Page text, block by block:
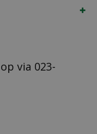
via 023-